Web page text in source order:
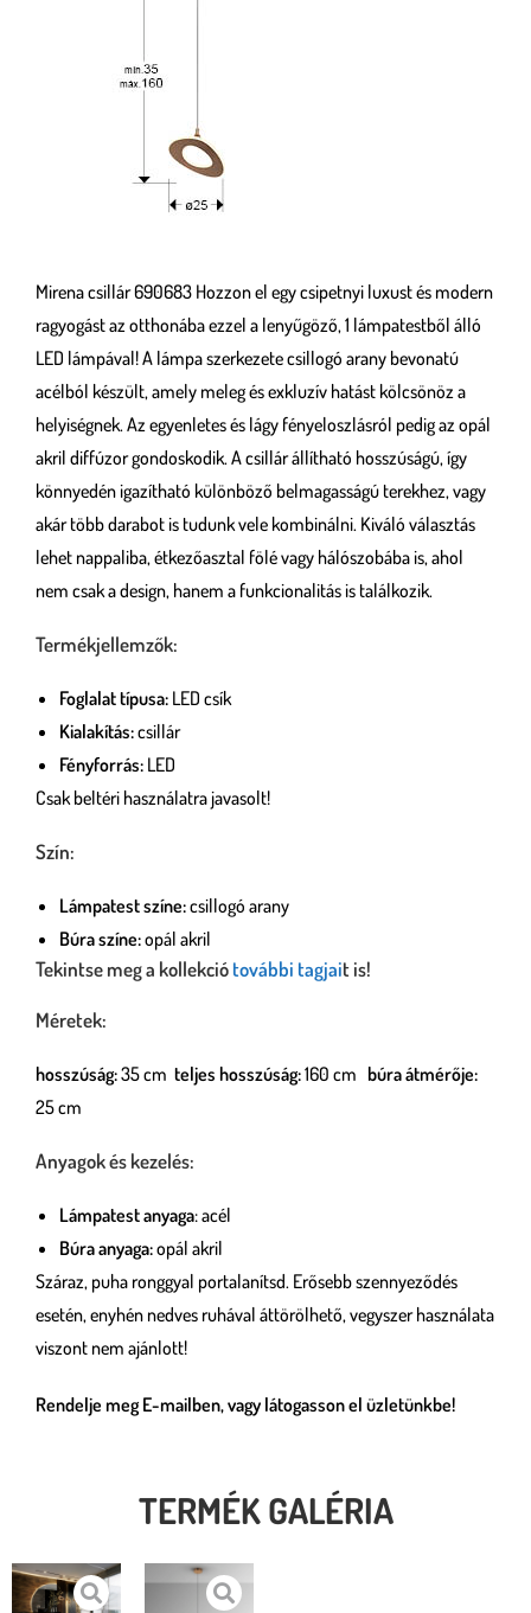
Mirena csillár 690683 Hozzon el egy csipetnyi luxust és modern
ragyogást az otthonába ezzel a lenyűgöző, 1 lámpatestből álló
LED lámpával! A lámpa szerkezete csillogó arany bevonatú
acélból készült, amely meleg és exkluzív hatást kölcsönöz a
helyiségnek. Az egyenletes és lágy fényeloszlásról pedig az opál
akril diffúzor gondoskodik. A csillár állítható hosszúságú, így
könnyedén igazítható különböző belmagasságú terekhez, vagy
akár több darabot is tudunk vele kombinálni. Kiváló választás
lehet nappaliba, étkezőasztal fölé vagy hálószobába is, ahol
nem csak a design, hanem a funkcionalitás is találkozik.
Termékjellemzők:
Foglalat típusa: LED csík
Kialakítás:csillár
Fényforrás: LED
Csak beltéri használatra javasolt!
Szín:
Lámpatest színe:csillogó arany
Búra színe:opál akril
Tekintse meg a kollekciótovábbi tagjait is!
Méretek:
hosszúság:35 cm teljes hosszúság:160 cm búra átmérője:
25 cm
Anyagok és kezelés:
Lámpatest anyaga: acél
Búra anyaga:opál akril
Száraz, puha ronggyal portalanítsd. Erősebb szennyeződés
esetén, enyhén nedves ruhával áttörölhető, vegyszer használata
viszont nem ajánlott!
Rendelje meg E-mailben, vagy látogasson el üzletünkbe!
TERMÉK GALÉRIA